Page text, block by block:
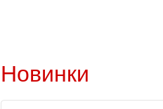
Новинки